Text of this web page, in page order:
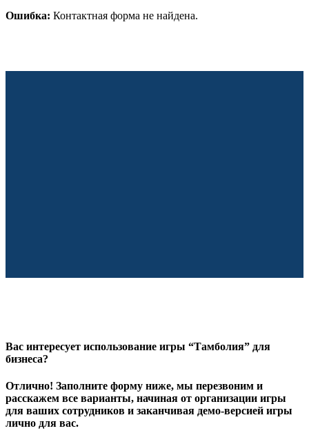
Ошибка: Контактная форма не найдена.
Вас интересует использование игры “Тамболия” для
бизнеса?
Отлично! Заполните форму ниже, мы перезвоним и
расскажем все варианты, начиная от организации игры
для ваших сотрудников и заканчивая демо-версией игры
лично для вас.